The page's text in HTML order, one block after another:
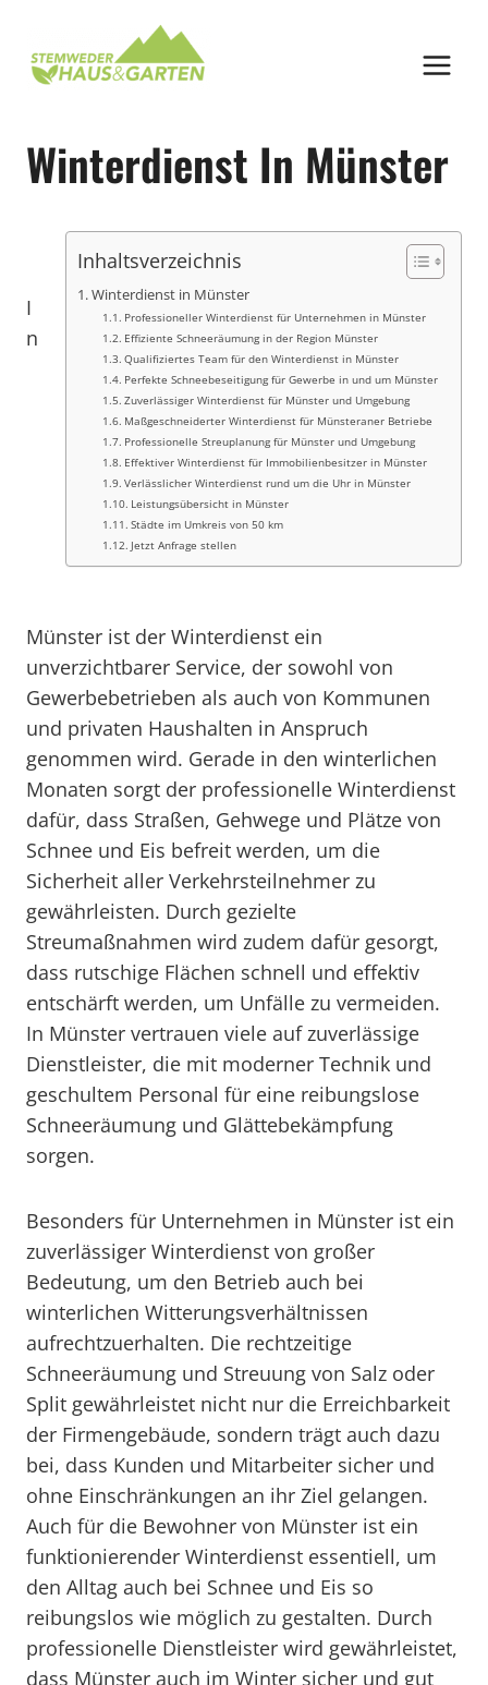
springen
Winterdienst In Münster
Inhaltsverzeichnis
Winterdienst in Münster
Professioneller Winterdienst für Unternehmen in Münster
Effiziente Schneeräumung in der Region Münster
Qualifiziertes Team für den Winterdienst in Münster
Perfekte Schneebeseitigung für Gewerbe in und um Münster
Zuverlässiger Winterdienst für Münster und Umgebung
Maßgeschneiderter Winterdienst für Münsteraner Betriebe
Professionelle Streuplanung für Münster und Umgebung
Effektiver Winterdienst für Immobilienbesitzer in Münster
Verlässlicher Winterdienst rund um die Uhr in Münster
Leistungsübersicht in Münster
Städte im Umkreis von 50 km
Jetzt Anfrage stellen
I
n
Münster ist der Winterdienst ein
unverzichtbarer Service, der sowohl von
Gewerbebetrieben als auch von Kommunen
und privaten Haushalten in Anspruch
genommen wird. Gerade in den winterlichen
Monaten sorgt der professionelle Winterdienst
dafür, dass Straßen, Gehwege und Plätze von
Schnee und Eis befreit werden, um die
Sicherheit aller Verkehrsteilnehmer zu
gewährleisten. Durch gezielte
Streumaßnahmen wird zudem dafür gesorgt,
dass rutschige Flächen schnell und effektiv
entschärft werden, um Unfälle zu vermeiden.
In Münster vertrauen viele auf zuverlässige
Dienstleister, die mit moderner Technik und
geschultem Personal für eine reibungslose
Schneeräumung und Glättebekämpfung
sorgen.
Besonders für Unternehmen in Münster ist ein
zuverlässiger Winterdienst von großer
Bedeutung, um den Betrieb auch bei
winterlichen Witterungsverhältnissen
aufrechtzuerhalten. Die rechtzeitige
Schneeräumung und Streuung von Salz oder
Split gewährleistet nicht nur die Erreichbarkeit
der Firmengebäude, sondern trägt auch dazu
bei, dass Kunden und Mitarbeiter sicher und
ohne Einschränkungen an ihr Ziel gelangen.
Auch für die Bewohner von Münster ist ein
funktionierender Winterdienst essentiell, um
den Alltag auch bei Schnee und Eis so
reibungslos wie möglich zu gestalten. Durch
professionelle Dienstleister wird gewährleistet,
dass Münster auch im Winter sicher und gut